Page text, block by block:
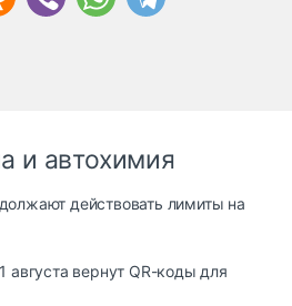
и автохимия
действовать лимиты на
августа вернут QR-коды для